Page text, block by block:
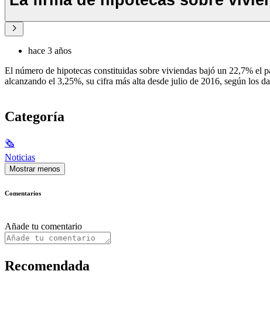
hace 3 años
El número de hipotecas constituidas sobre viviendas bajó un 22,7% el
alcanzando el 3,25%, su cifra más alta desde julio de 2016, según los
Categoría
🗞
Noticias
Mostrar menos
Comentarios
Añade tu comentario
Recomendada